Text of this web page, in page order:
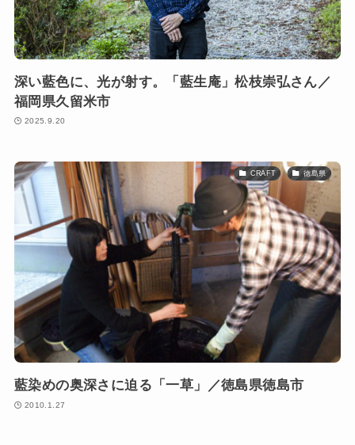
深い藍色に、光が射す。「藍生庵」松枝崇弘さん／
福岡県久留米市
2025.9.20
CRAFT 徳島県
藍染めの奥深さに迫る「一草」／徳島県徳島市
2010.1.27